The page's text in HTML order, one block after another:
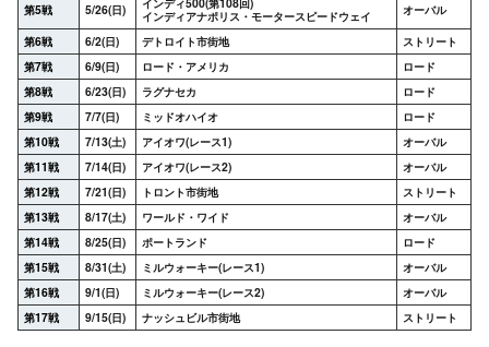
第5戦 5/26(日)
インディアナポリス・モータースピードウェイ
オーバル
第6戦
6/2(日) デトロイト市街地
ストリート
第7戦
6/9(日) ロード・アメリカ
ロード
第8戦
6/23(日) ラグナセカ
ロード
第9戦
7/7(日) ミッドオハイオ
ロード
第10戦
7/13(土) アイオワ(レース1)
オーバル
第11戦
7/14(日) アイオワ(レース2)
オーバル
第12戦
7/21(日) トロント市街地
ストリート
第13戦
8/17(土) ワールド・ワイド
オーバル
第14戦
8/25(日) ポートランド
ロード
第15戦
8/31(土) ミルウォーキー(レース1)
オーバル
第16戦
9/1(日) ミルウォーキー(レース2)
オーバル
第17戦
9/15(日) ナッシュビル市街地 ストリート